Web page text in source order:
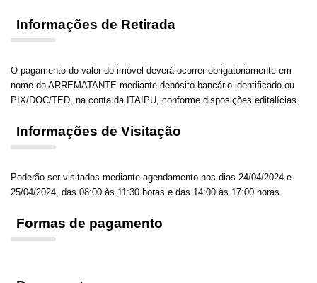
Informações de Retirada
O pagamento do valor do imóvel deverá ocorrer obrigatoriamente em
nome do ARREMATANTE mediante depósito bancário identificado ou
PIX/DOC/TED, na conta da ITAIPU, conforme disposições editalícias.
Informações de Visitação
Poderão ser visitados mediante agendamento nos dias 24/04/2024 e
25/04/2024, das 08:00 às 11:30 horas e das 14:00 às 17:00 horas
Formas de pagamento